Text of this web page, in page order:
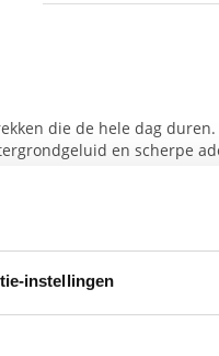
instellingen
die de hele dag
en scherpe
callcenter dat een